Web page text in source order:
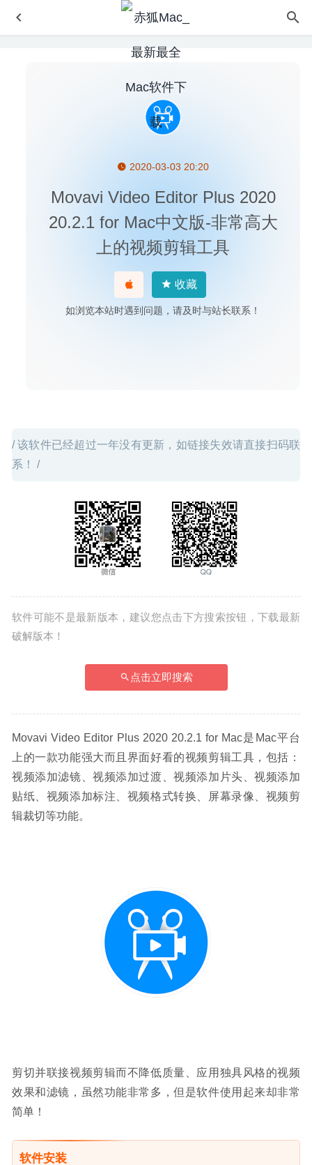
2020-03-03 20:20
Movavi Video Editor Plus 2020
20.2.1 for Mac中文版-非常高大
上的视频剪辑工具
收藏
如浏览本站时遇到问题，请及时与站长联系！
/ 该软件已经超过一年没有更新，如链接失效请直接扫码联
系！ /
软件可能不是最新版本，建议您点击下方搜索按钮，下载最新
破解版本！
点击立即搜索
Movavi Video Editor Plus 2020 20.2.1 for Mac是Mac平台
上的一款功能强大而且界面好看的视频剪辑工具，包括：
视频添加滤镜、视频添加过渡、视频添加片头、视频添加
贴纸、视频添加标注、视频格式转换、屏幕录像、视频剪
辑裁切等功能。
剪切并联接视频剪辑而不降低质量、应用独具风格的视频
效果和滤镜，虽然功能非常多，但是软件使用起来却非常
简单！
软件安装
Capture One 20 Pro 13.1.0.133 Beta 1 中文版-专业级raw
Wondershare PDFelement Pro 7.6.1(3037) 中文版-强大的
PDF编辑工具 2020-04-17
Athentech Perfectly Clear Complete 3.10.0.1802 – 图像磨
iTerm2 3.6.2 – 最好的终端神器 2025-09-28
2020-09-07